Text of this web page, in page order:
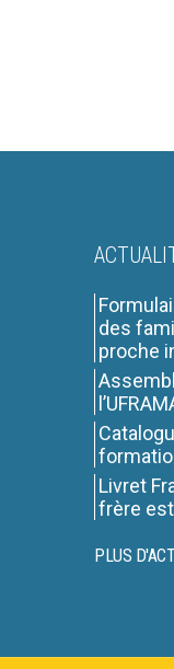
des
proche
Livret
frère
PLUS